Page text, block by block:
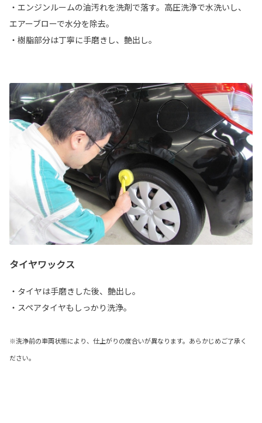
・エンジンルームの油汚れを洗剤で落す。高圧洗浄で水洗いし、
エアーブローで水分を除去。
・樹脂部分は丁寧に手磨きし、艶出し。
タイヤワックス
・タイヤは手磨きした後、艶出し。
・スペアタイヤもしっかり洗浄。
※洗浄前の車両状態により、仕上がりの度合いが異なります。あらかじめご了承く
ださい。